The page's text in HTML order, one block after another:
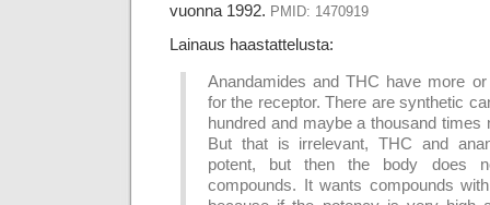
vuonna 1992. PMID: 1470919
Lainaus haastattelusta:
Anandamides and THC have more
for the receptor. There are synthetic
hundred and maybe a thousand times
But that is irrelevant, THC and
potent, but then the body does
compounds. It wants compounds